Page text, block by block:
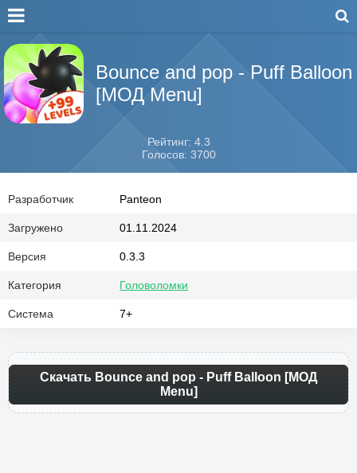
Bounce and pop - Puff Balloon
[МОД Menu]
Рейтинг: 4.3
Голосов: 3700
Разработчик Panteon
Загружено 01.11.2024
Версия 0.3.3
Категория Головоломки
Система 7+
Скачать Bounce and pop - Puff Balloon [МОД
Menu]